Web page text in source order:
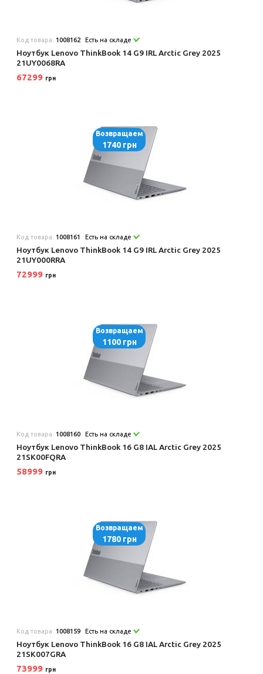
Код товара: 1008162 Есть на складе
Ноутбук Lenovo ThinkBook 14 G9 IRL Arctic Grey 2025
21UY0068RA
67299 грн
Возвращаем
1740 грн
Код товара: 1008161 Есть на складе
Ноутбук Lenovo ThinkBook 14 G9 IRL Arctic Grey 2025
21UY000RRA
72999 грн
Возвращаем
1100 грн
Код товара: 1008160 Есть на складе
Ноутбук Lenovo ThinkBook 16 G8 IAL Arctic Grey 2025
21SK00FQRA
58999 грн
Возвращаем
1780 грн
Код товара: 1008159 Есть на складе
Ноутбук Lenovo ThinkBook 16 G8 IAL Arctic Grey 2025
21SK007GRA
73999 грн